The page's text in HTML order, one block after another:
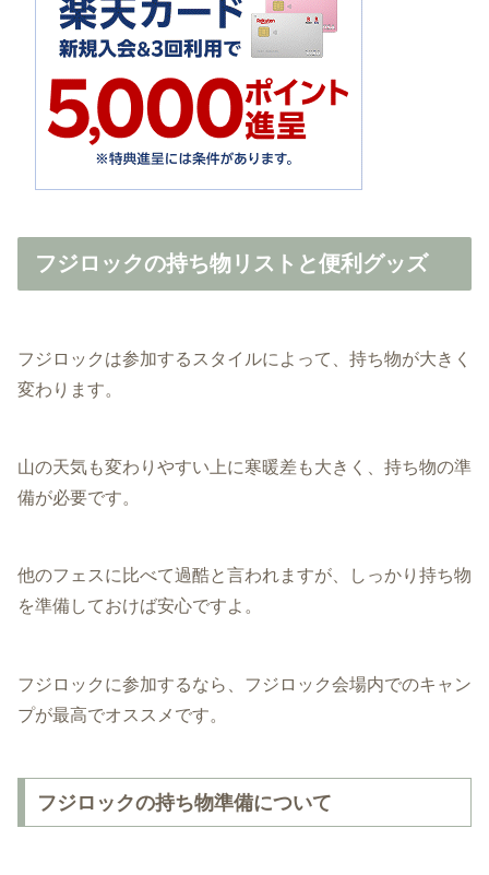
フジロックの持ち物リストと便利グッズ
フジロックは参加するスタイルによって、持ち物が大きく
変わります。
山の天気も変わりやすい上に寒暖差も大きく、持ち物の準
備が必要です。
他のフェスに比べて過酷と言われますが、しっかり持ち物
を準備しておけば安心ですよ。
フジロックに参加するなら、フジロック会場内でのキャン
プが最高でオススメです。
フジロックの持ち物準備について